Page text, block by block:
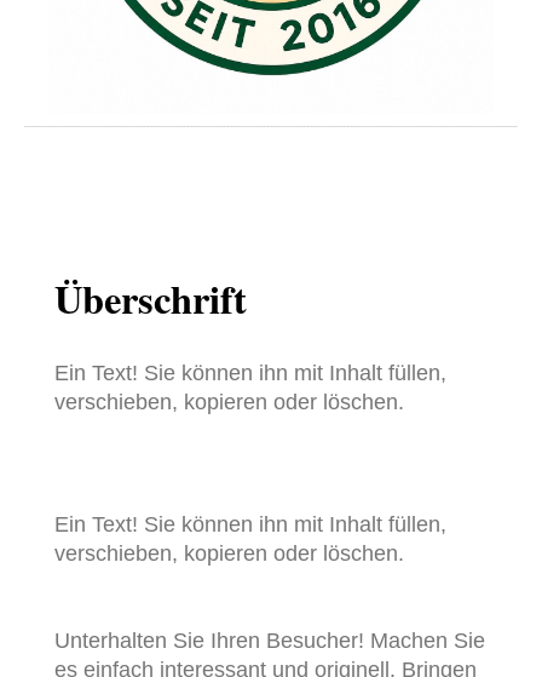
Überschrift
Ein Text! Sie können ihn mit Inhalt füllen,
verschieben, kopieren oder löschen.
Ein Text! Sie können ihn mit Inhalt füllen,
verschieben, kopieren oder löschen.
Unterhalten Sie Ihren Besucher! Machen Sie
es einfach interessant und originell. Bringen